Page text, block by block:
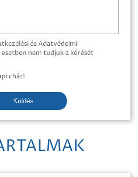
és Adatvédelmi
nem tudjuk a kérését
Küldés